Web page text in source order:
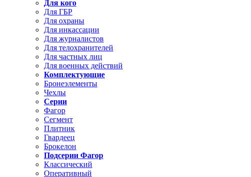
Для кого
Для ГБР
Для охраны
Для инкассации
Для журналистов
Для телохранителей
Для частных лиц
Для военных действий
Комплектующие
Бронеэлементы
Чехлы
Серии
Фагор
Сегмент
Плитник
Гвардеец
Брокелон
Подсерии Фагор
Классический
Оперативный